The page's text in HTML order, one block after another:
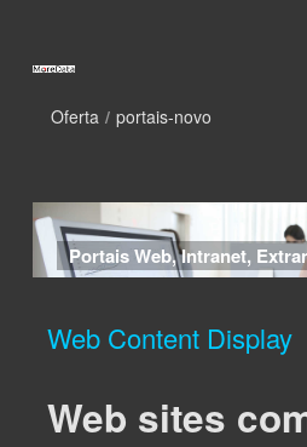
portais-novo
Oferta / portais-novo
Portais Web, Intranet,
Web Content Display
Web sites